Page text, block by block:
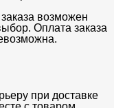
возможен
Оплата заказа
при доставке